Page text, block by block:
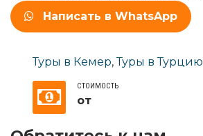
Написать в WhatsApp
Туры в Кемер,Туры в Турцию
СТОИМОСТЬ
от